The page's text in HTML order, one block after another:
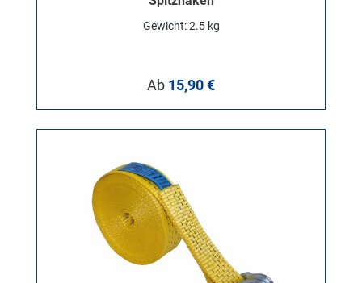
Gewicht: 2.5 kg
Regulärer Preis:
Ab 15,90 €